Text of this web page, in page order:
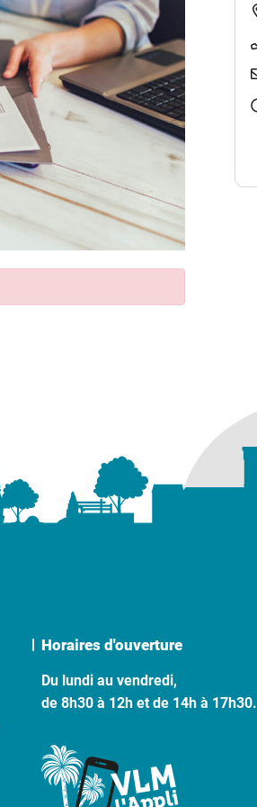
Horaires d'ouverture
Du lundi au vendredi,
de 8h30 à 12h et de 14h à 17h30.